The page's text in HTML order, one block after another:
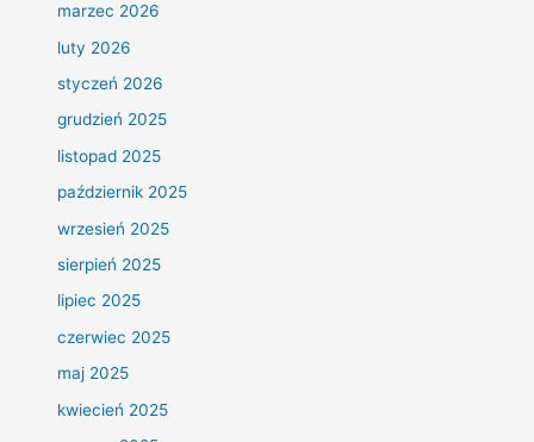
marzec 2026
luty 2026
styczeń 2026
grudzień 2025
listopad 2025
październik 2025
wrzesień 2025
sierpień 2025
lipiec 2025
czerwiec 2025
maj 2025
kwiecień 2025